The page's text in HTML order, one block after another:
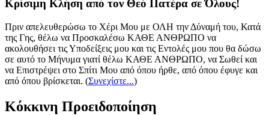
Κρίσιμη Κλήση από τον Θεό Πατέρα σε Όλους!
Πριν απελευθερώσω το Χέρι Μου με ΟΛΗ την Δύναμή του, Κατά
της Γης, θέλω να Προσκαλέσω ΚΑΘΕ ΑΝΘΡΩΠΟ να
ακολουθήσει τις Υποδείξεις μου και τις Εντολές μου που θα δώσω
σε αυτό το Μήνυμα γιατί θέλω ΚΑΘΕ ΑΝΘΡΩΠΟ, να Σωθεί και
να Επιστρέψει στο Σπίτι Μου από όπου ήρθε, από όπου έφυγε και
από όπου βρίσκεται. (Συνεχίστε...)
Κόκκινη Προειδοποίηση